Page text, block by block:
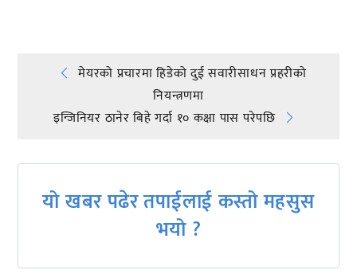
Post
navigation
मेयरको प्रचारमा हिडेको दुई सवारीसाधन प्रहरीको
नियन्त्रणमा
इन्जिनियर ठानेर बिहे गर्दा १० कक्षा पास परेपछि
यो खबर पढेर तपाईलाई कस्तो महसुस
भयो ?